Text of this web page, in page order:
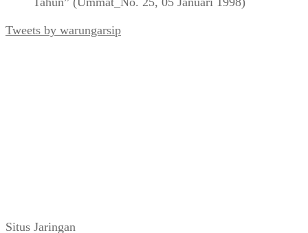
Tweets by warungarsip
Situs Jaringan